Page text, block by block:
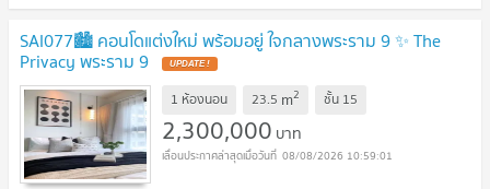
SAI077🏙️ คอนโดแต่งใหม่ พร้อมอยู่ ใจกลางพระราม 9 ✨ The
Privacy พระราม 9 UPDATE !
1 ห้องนอน 23.5 m2 ชั้น 15
2,300,000 บาท
08/08/2026 10:59:01